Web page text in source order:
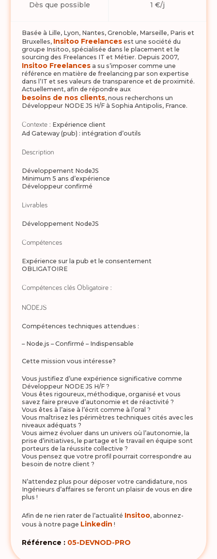
Dès que possible 1 €/j
Basée à Lille, Lyon, Nantes, Grenoble, Marseille, Paris et
Bruxelles, Insitoo Freelancesest une société du
groupe Insitoo, spécialisée dans le placement et le
sourcing des Freelances IT et Métier. Depuis 2007,
Insitoo Freelancesa su s’imposer comme une
référence en matière de freelancing par son expertise
dans l’IT et ses valeurs de transparence et de proximité.
Actuellement, afin de répondre aux
besoins de nos clients, nous recherchons un
Développeur NODE JS H/F à Sophia Antipolis, France.
Contexte : Expérience client
Ad Gateway (pub) : intégration d’outils
Description
Développement NodeJS
Minimum 5 ans d’expérience
Développeur confirmé
Livrables
Développement NodeJS
Compétences
Expérience sur la pub et le consentement
OBLIGATOIRE
Compétences clés Obligatoire :
NODEJS
Compétences techniques attendues :
– Node.js – Confirmé – Indispensable
Cette mission vous intéresse?
Vous justifiez d’une expérience significative comme
Développeur NODE JS H/F ?
Vous êtes rigoureux, méthodique, organisé et vous
savez faire preuve d’autonomie et de réactivité ?
Vous êtes à l’aise à l’écrit comme à l’oral ?
Vous maîtrisez les périmètres techniques cités avec les
niveaux adéquats ?
Vous aimez évoluer dans un univers où l’autonomie, la
prise d’initiatives, le partage et le travail en équipe sont
porteurs de la réussite collective ?
Vous pensez que votre profil pourrait correspondre au
besoin de notre client ?
N’attendez plus pour déposer votre candidature, nos
Ingénieurs d’affaires se feront un plaisir de vous en dire
plus !
Afin de ne rien rater de l’actualité Insitoo, abonnez-
vous à notre page Linkedin !
Référence : 05-DEVNOD-PRO